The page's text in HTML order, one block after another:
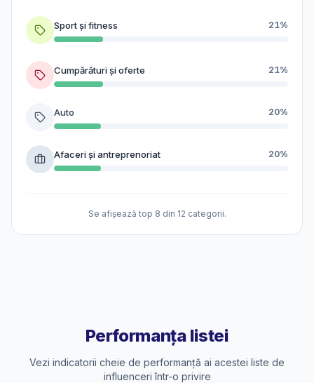
Sport și fitness 21%
Cumpărături și oferte 21%
Auto 20%
Afaceri și antreprenoriat 20%
Se afișează top 8 din 12 categorii.
Performanța listei
Vezi indicatorii cheie de performanță ai acestei liste de
influenceri într-o privire